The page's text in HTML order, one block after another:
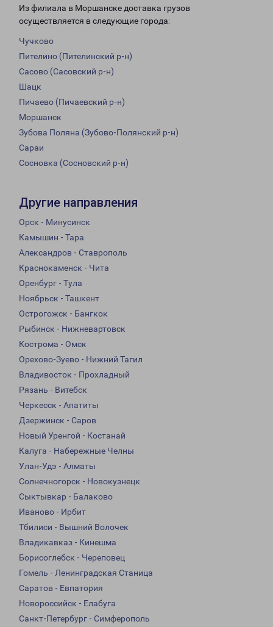
Из филиала в Моршанске доставка грузов
осуществляется в следующие города:
Чучково
Пителино (Пителинский р-н)
Сасово (Сасовский р-н)
Шацк
Пичаево (Пичаевский р-н)
Моршанск
Зубова Поляна (Зубово-Полянский р-н)
Сараи
Сосновка (Сосновский р-н)
Другие направления
Орск - Минусинск
Камышин - Тара
Александров - Ставрополь
Краснокаменск - Чита
Оренбург - Тула
Ноябрьск - Ташкент
Острогожск - Бангкок
Рыбинск - Нижневартовск
Кострома - Омск
Орехово-Зуево - Нижний Тагил
Владивосток - Прохладный
Рязань - Витебск
Черкесск - Апатиты
Дзержинск - Саров
Новый Уренгой - Костанай
Калуга - Набережные Челны
Улан-Удэ - Алматы
Солнечногорск - Новокузнецк
Сыктывкар - Балаково
Иваново - Ирбит
Тбилиси - Вышний Волочек
Владикавказ - Кинешма
Борисоглебск - Череповец
Гомель - Ленинградская Станица
Саратов - Евпатория
Новороссийск - Елабуга
Санкт-Петербург - Симферополь